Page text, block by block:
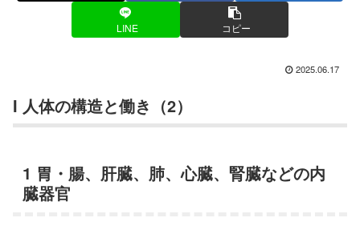
LINE コピー
2025.06.17
I 人体の構造と働き（2）
1 胃・腸、肝臓、肺、心臓、腎臓などの内
臓器官